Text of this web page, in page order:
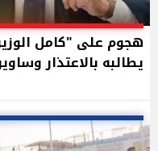
هجوم على "كامل
يطالبه بالاعتذار